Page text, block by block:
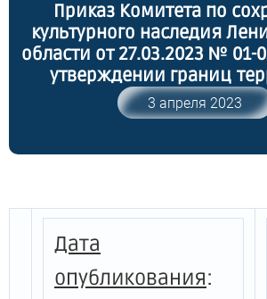
Приказ Комитета по
культурного наследия
области от 27.03.2023 № 01-
утверждении границ
выявленного объекта
наследия "Жилой дом с
Ленинградская область,
1"
3 апреля 2023
Дата
опубликования: